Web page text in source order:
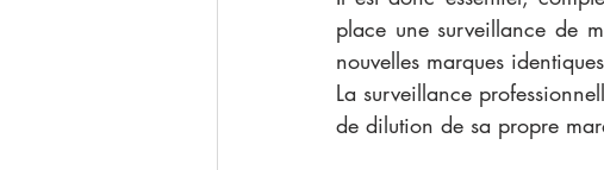
place une surveillance de
nouvelles marques
La surveillance
de dilution de sa propre